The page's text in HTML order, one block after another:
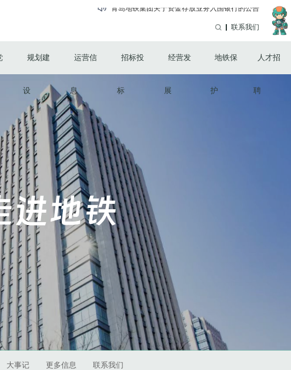
青岛青铁智慧城市服务运营管理有限公司关于光伏项目融资方案的征询函
关于征询江苏路体检中心项目贷款的公告
青岛市地铁一号线有限公司关于融资租赁业务的询证函
青岛市地铁四号线有限公司关于融资租赁业务的征询函
青岛地铁集团关于资金存放业务入围银行的公告
联系我们
规划建
设
运营信
息
招标投
标
经营发
展
地铁保
护
人才招
聘
大事记 更多信息 联系我们